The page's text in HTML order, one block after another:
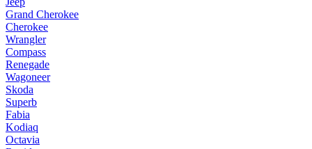
Grand Cherokee
Cherokee
Wrangler
Compass
Renegade
Wagoneer
Skoda
Superb
Fabia
Kodiaq
Octavia